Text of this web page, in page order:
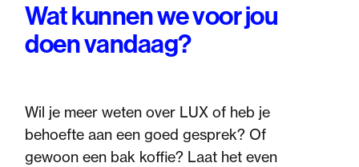
Wat kunnen we voor jou
doen vandaag?
Wil je meer weten over LUX of heb je
behoefte aan een goed gesprek? Of
gewoon een bak koffie? Laat het even